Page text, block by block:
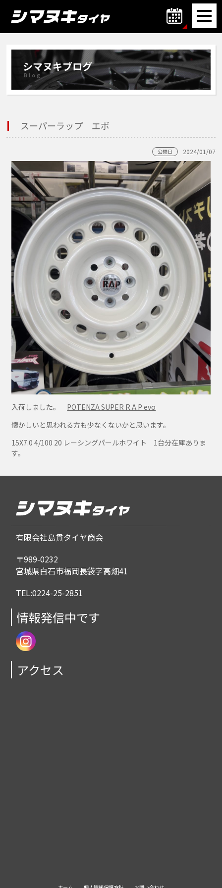
シマヌキブログ
Blog
スーパーラップ エボ
公開日 2024/01/07
入荷しました。 POTENZA SUPER R.A.P evo
懐かしいと思われる方も少なくないかと思います。
15X7.0 4/100 20 レーシングパールホワイト 1台分在庫ありま
す。
有限会社島貫タイヤ商会
〒989-0232
宮城県白石市福岡長袋字高畑41
TEL:0224-25-2851
情報発信中です
アクセス